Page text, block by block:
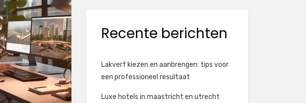
Recente berichten
Lakverf kiezen en aanbrengen: tips voor
een professioneel resultaat
Luxe hotels in maastricht en utrecht